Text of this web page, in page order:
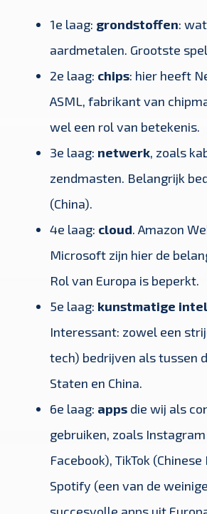
1e laag: grondstoffen:
aardmetalen. Grootste
2e laag: chips: hier heeft
ASML, fabrikant van
wel een rol van betekenis.
3e laag: netwerk, zoals
zendmasten. Belangrijk
(China).
4e laag: cloud. Amazon
Microsoft zijn hier de
Rol van Europa is beperkt.
5e laag: kunstmatige
Interessant: zowel een
tech) bedrijven als tussen
Staten en China.
6e laag: appsdie wij als
gebruiken, zoals
Facebook), TikTok
Spotify (een van de